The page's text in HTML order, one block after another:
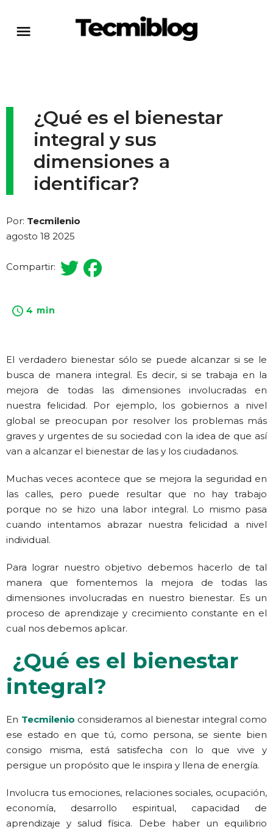
¿Qué es el bienestar
integral y sus
dimensiones a
identificar?
Por: Tecmilenio
agosto 18 2025
Compartir:
4 min
El verdadero bienestar sólo se puede alcanzar si se le
busca de manera integral. Es decir, si se trabaja en la
mejora de todas las dimensiones involucradas en
nuestra felicidad. Por ejemplo, los gobiernos a nivel
global se preocupan por resolver los problemas más
graves y urgentes de su sociedad con la idea de que así
van a alcanzar el bienestar de las y los ciudadanos.
Muchas veces acontece que se mejora la seguridad en
las calles, pero puede resultar que no hay trabajo
porque no se hizo una labor integral. Lo mismo pasa
cuando intentamos abrazar nuestra felicidad a nivel
individual.
Para lograr nuestro objetivo debemos hacerlo de tal
manera que fomentemos la mejora de todas las
dimensiones involucradas en nuestro bienestar. Es un
proceso de aprendizaje y crecimiento constante en el
cual nos debemos aplicar.
¿Qué es el bienestar
integral?
En Tecmilenio consideramos al bienestar integral como
ese estado en que tú, como persona, se siente bien
consigo misma, está satisfecha con lo que vive y
persigue un propósito que le inspira y llena de energía.
Involucra tus emociones, relaciones sociales, ocupación,
economía, desarrollo espiritual, capacidad de
aprendizaje y salud física. Debe haber un equilibrio